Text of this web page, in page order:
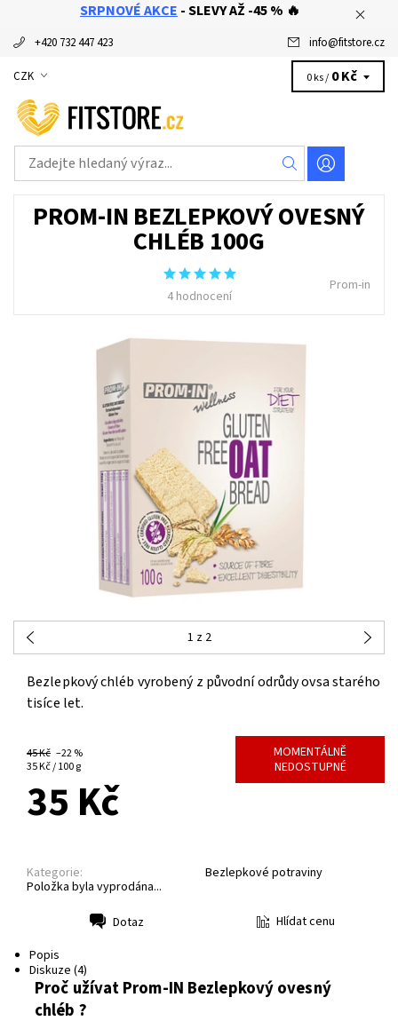
SRPNOVÉ AKCE - SLEVY AŽ -45 % 🔥
+420 732 447 423 info@fitstore.cz
CZK 0 ks / 0 Kč
PROM-IN BEZLEPKOVÝ OVESNÝ
CHLÉB 100G
4 hodnocení
Prom-in
1 z 2
Bezlepkový chléb vyrobený z původní odrůdy ovsa starého
tisíce let.
45 Kč –22 %
35 Kč / 100 g
MOMENTÁLNĚ
NEDOSTUPNÉ
35 Kč
Kategorie:
Bezlepkové potraviny
Položka byla vyprodána...
Dotaz
Hlídat cenu
Popis
Diskuze (4)
Proč užívat Prom-IN Bezlepkový ovesný
chléb ?